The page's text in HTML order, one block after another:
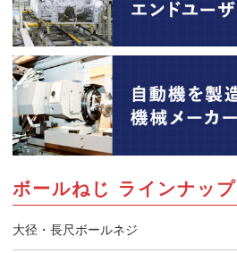
ボールねじ ラインナップ
大径・長尺ボールネジ